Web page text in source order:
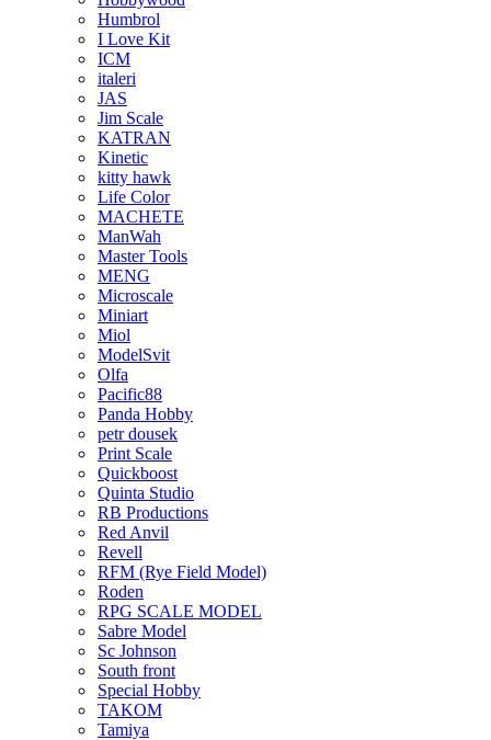
Humbrol
I Love Kit
ICM
italeri
JAS
Jim Scale
KATRAN
Kinetic
kitty hawk
Life Color
MACHETE
ManWah
Master Tools
MENG
Microscale
Miniart
Miol
ModelSvit
Olfa
Pacific88
Panda Hobby
petr dousek
Print Scale
Quickboost
Quinta Studio
RB Productions
Red Anvil
Revell
RFM (Rye Field Model)
Roden
RPG SCALE MODEL
Sabre Model
Sc Johnson
South front
Special Hobby
TAKOM
Tamiya